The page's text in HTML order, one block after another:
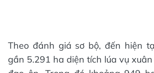
Theo đánh giá sơ bộ, đến hiện
gần 5.291 ha diện tích lúa vụ